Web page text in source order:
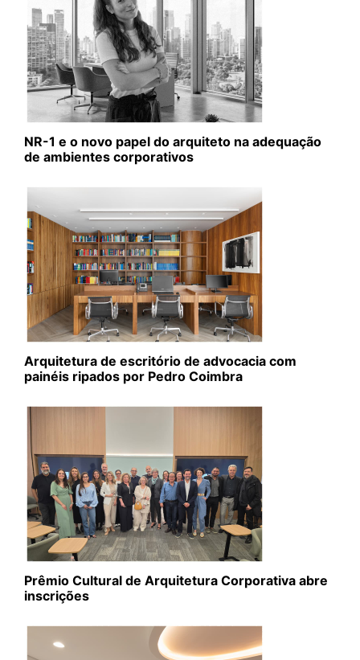
NR-1 e o novo papel do arquiteto na adequação
de ambientes corporativos
Arquitetura de escritório de advocacia com
painéis ripados por Pedro Coimbra
Prêmio Cultural de Arquitetura Corporativa abre
inscrições